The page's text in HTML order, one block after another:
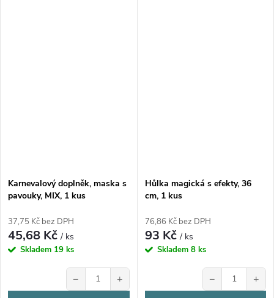
Karnevalový doplněk, maska s
pavouky, MIX, 1 kus
37,75 Kč bez DPH
45,68 Kč/ ks
Skladem 19 ks
− +
Hůlka magická s efekty, 36
cm, 1 kus
76,86 Kč bez DPH
93 Kč/ ks
Skladem 8 ks
− +